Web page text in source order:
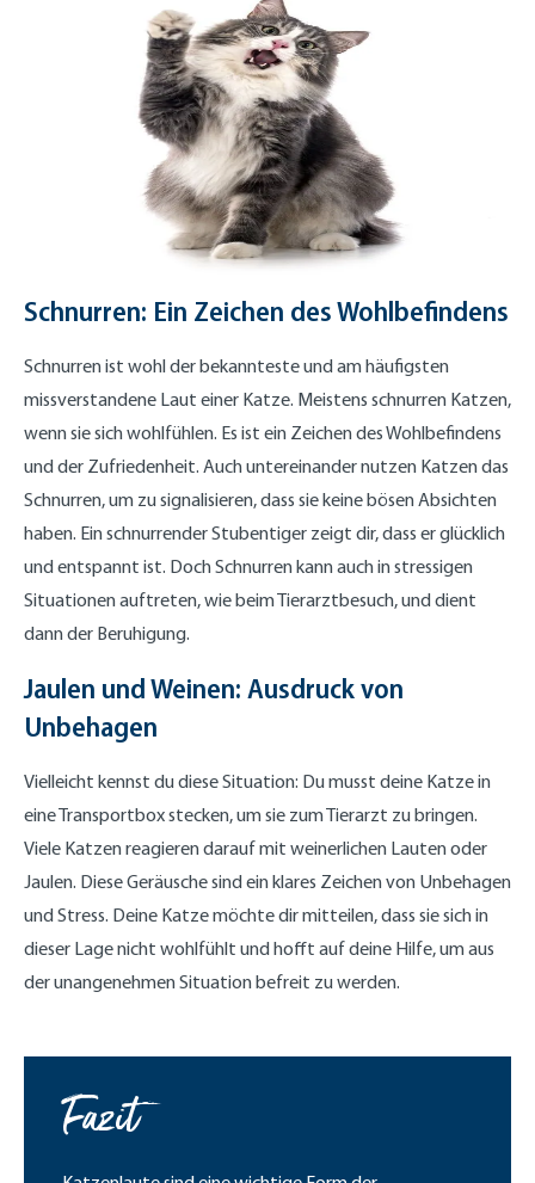
Schnurren: Ein Zeichen des Wohlbefindens
Schnurren ist wohl der bekannteste und am häufigsten
missverstandene Laut einer Katze. Meistens schnurren Katzen,
wenn sie sich wohlfühlen. Es ist ein Zeichen des Wohlbefindens
und der Zufriedenheit. Auch untereinander nutzen Katzen das
Schnurren, um zu signalisieren, dass sie keine bösen Absichten
haben. Ein schnurrender Stubentiger zeigt dir, dass er glücklich
und entspannt ist. Doch Schnurren kann auch in stressigen
Situationen auftreten, wie beim Tierarztbesuch, und dient
dann der Beruhigung.
Jaulen und Weinen: Ausdruck von
Unbehagen
Vielleicht kennst du diese Situation: Du musst deine Katze in
eine Transportbox stecken, um sie zum Tierarzt zu bringen.
Viele Katzen reagieren darauf mit weinerlichen Lauten oder
Jaulen. Diese Geräusche sind ein klares Zeichen von Unbehagen
und Stress. Deine Katze möchte dir mitteilen, dass sie sich in
dieser Lage nicht wohlfühlt und hofft auf deine Hilfe, um aus
der unangenehmen Situation befreit zu werden.
Fazit